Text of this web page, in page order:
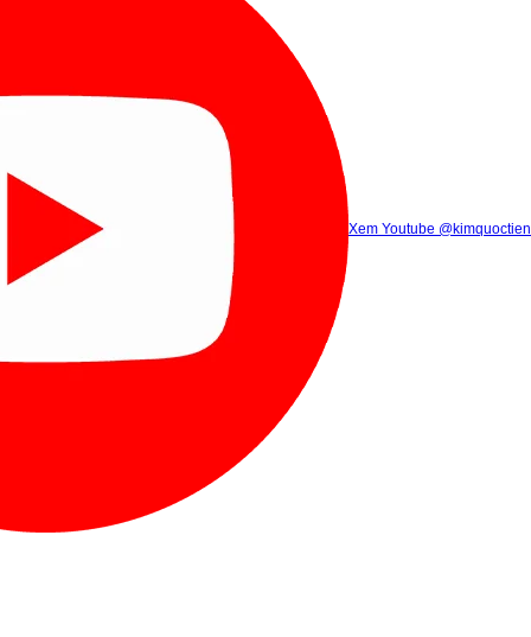
Xem Tik Tok
Gọi điện (8h00 - 21h30)
Xem Youtube @kimquoctien